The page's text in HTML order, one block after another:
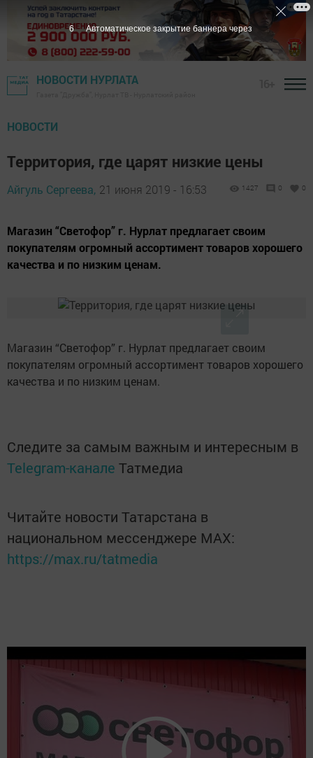
НОВОСТИ НУРЛАТА
НОВОСТИ
Территория, где царят низкие цены
Айгуль Сергеева, 21 июня 2019 - 16:53 1427 0 0
Магазин “Светофор” г. Нурлат предлагает своим
покупателям огромный ассортимент товаров хорошего
качества и по низким ценам.
Магазин “Светофор” г. Нурлат предлагает своим
покупателям огромный ассортимент товаров хорошего
качества и по низким ценам.
Следите за самым важным и интересным в
Telegram-канале Татмедиа
Читайте новости Татарстана в
национальном мессенджере MАХ:
https://max.ru/tatmedia
5 Автоматическое закрытие баннера через